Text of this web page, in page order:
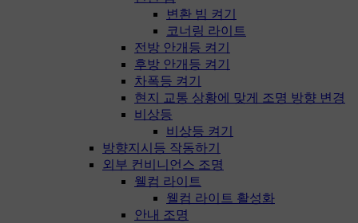
변환 빔 켜기
코너링 라이트
전방 안개등 켜기
후방 안개등 켜기
차폭등 켜기
현지 교통 상황에 맞게 조명 방향 변경
비상등
비상등 켜기
방향지시등 작동하기
외부 컨비니언스 조명
웰컴 라이트
웰컴 라이트 활성화
안내 조명